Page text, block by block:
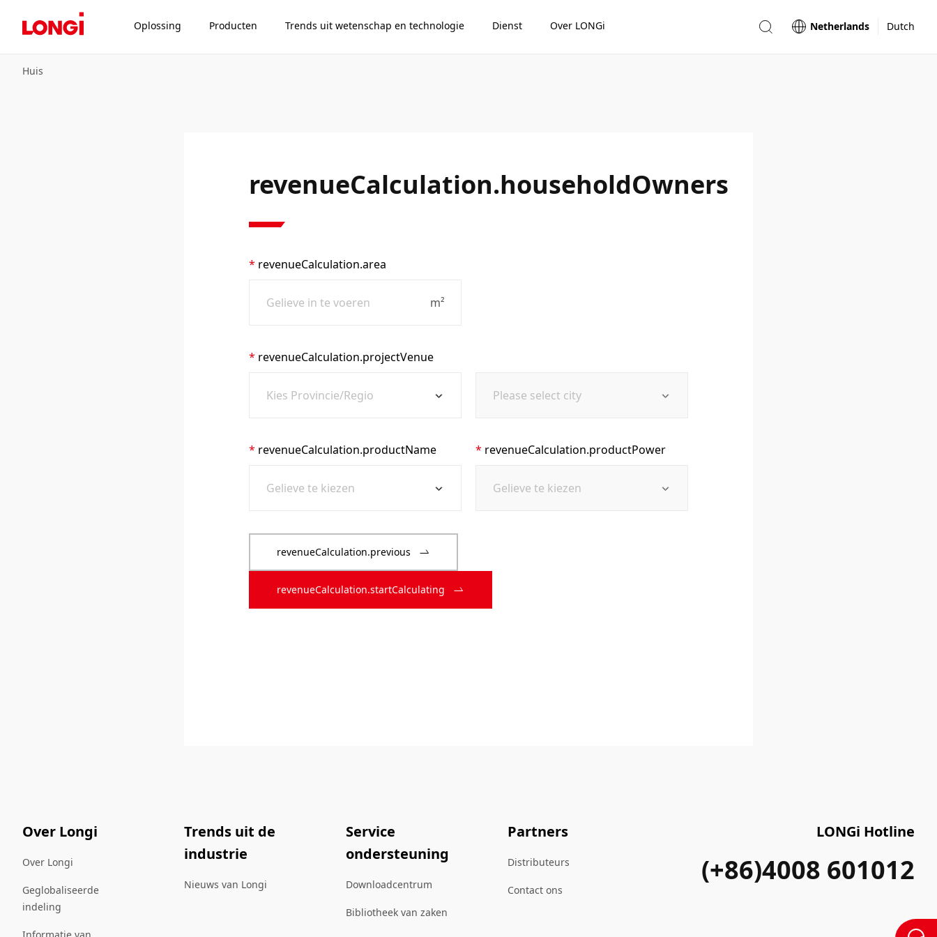
Oplossing Producten Trends uit wetenschap en technologie Dienst Over LONGi Netherlands Dutch
Huis
revenueCalculation.householdOwners
revenueCalculation.area
m²
revenueCalculation.projectVenue
revenueCalculation.productName revenueCalculation.productPower
revenueCalculation.previous
revenueCalculation.startCalculating
Over Longi
Over Longi
Geglobaliseerde
indeling
Trends uit de
industrie
Nieuws van Longi
Service
ondersteuning
Downloadcentrum
Bibliotheek van zaken
Partners
Distributeurs
Contact ons
LONGi Hotline
(+86)4008 601012